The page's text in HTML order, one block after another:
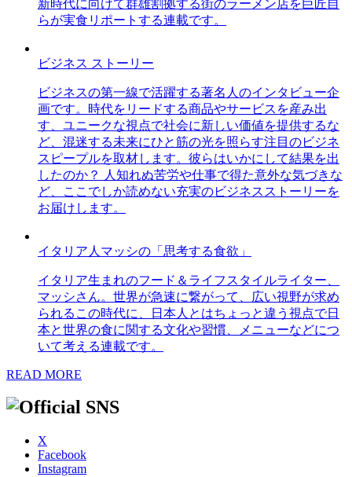
新時代に向けて群雄割拠する街のラーメン店を巨匠自
らが実食リポートする連載です。
ビジネス ストーリー
ビジネスの第一線で活躍する著名人のインタビュー企
画です。時代をリードする商品やサービスを産み出
す、ユニークな視点で社会に新しい価値を提供するな
ど、混迷する未来にひと筋の光を照らす注目のビジネ
スピープルを取材します。彼らはいかにして結果を出
したのか？ 人知れぬ苦労や仕事で得た意外な気づきな
ど、ここでしか読めない充実のビジネスストーリーを
お届けします。
イタリア人マッシの「思考する食欲」
イタリア生まれのフード＆ライフスタイルライター、
マッシさん。世界が急速に繋がって、広い視野が求め
られるこの時代に、日本人とはちょっと違う視点で日
本と世界の食に関する文化や習慣、メニューなどにつ
いて考える連載です。
READ MORE
X
Facebook
Instagram